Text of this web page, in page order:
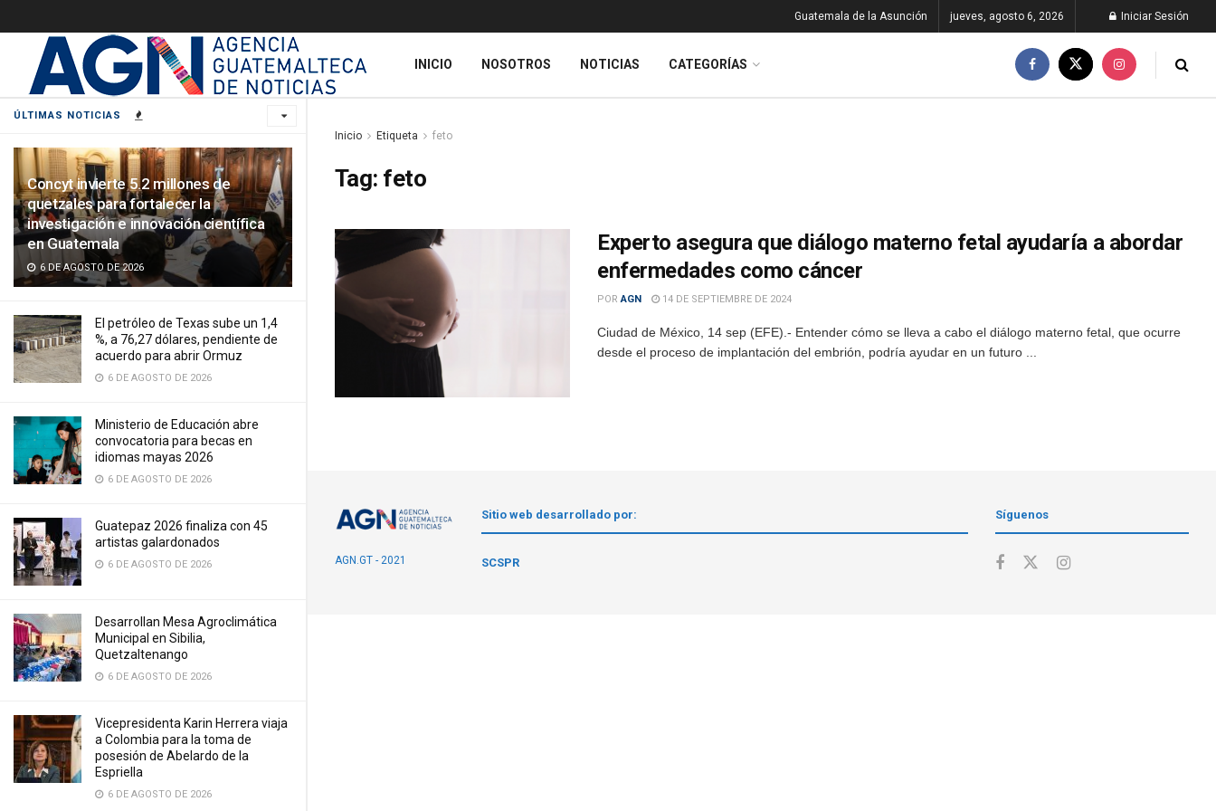
ÚLTIMAS NOTICIAS
Concyt invierte 5.2 millones de
quetzales para fortalecer la
investigación e innovación científica
en Guatemala
6 DE AGOSTO DE 2026
El petróleo de Texas sube un 1,4
%, a 76,27 dólares, pendiente de
acuerdo para abrir Ormuz
6 DE AGOSTO DE 2026
Ministerio de Educación abre
convocatoria para becas en
idiomas mayas 2026
6 DE AGOSTO DE 2026
Guatepaz 2026 finaliza con 45
artistas galardonados
6 DE AGOSTO DE 2026
Desarrollan Mesa Agroclimática
Municipal en Sibilia,
Quetzaltenango
6 DE AGOSTO DE 2026
Vicepresidenta Karin Herrera viaja
a Colombia para la toma de
posesión de Abelardo de la
Espriella
6 DE AGOSTO DE 2026
Guatemala de la Asunción jueves, agosto 6, 2026 Iniciar Sesión
INICIO NOSOTROS NOTICIAS CATEGORÍAS
Inicio Etiqueta feto
Tag: feto
Experto asegura que diálogo materno fetal ayudaría a abordar
enfermedades como cáncer
POR AGN 14 DE SEPTIEMBRE DE 2024
Ciudad de México, 14 sep (EFE).- Entender cómo se lleva a cabo el diálogo materno fetal, que ocurre
desde el proceso de implantación del embrión, podría ayudar en un futuro ...
AGN.GT - 2021
Sitio web desarrollado por:
SCSPR
Síguenos